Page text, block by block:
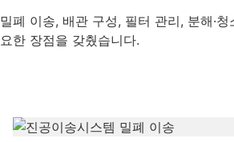
밀폐 이송, 배관 구성, 필터 관리, 분해·
요한 장점을 갖췄습니다.